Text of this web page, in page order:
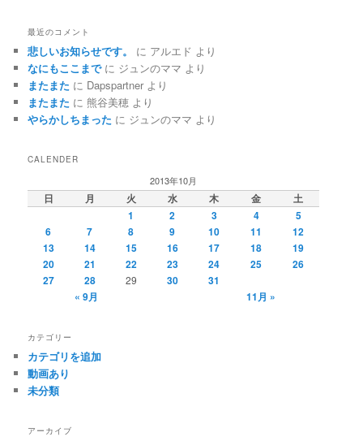
最近のコメント
悲しいお知らせです。 に アルエド より
なにもここまでに ジュンのママ より
またまた に Dapspartner より
またまた に 熊谷美穂 より
やらかしちまった に ジュンのママ より
CALENDER
2013年10月
日 月 火 水 木 金
土
1
2 3 4
5
6
7 8 9 10 11
12
13
14 15 16 17 18
19
20
21 22 23 24 25
26
27
28 29 30
31
« 9月
11月 »
カテゴリー
カテゴリを追加
動画あり
未分類
アーカイブ